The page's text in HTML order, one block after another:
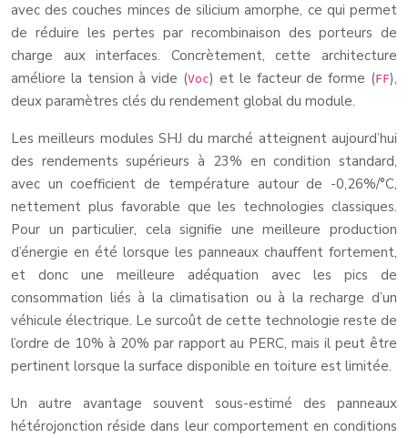
avec des couches minces de silicium amorphe, ce qui permet
de réduire les pertes par recombinaison des porteurs de
charge aux interfaces. Concrètement, cette architecture
améliore la tension à vide (Voc) et le facteur de forme (FF),
deux paramètres clés du rendement global du module.
Les meilleurs modules SHJ du marché atteignent aujourd’hui
des rendements supérieurs à 23% en condition standard,
avec un coefficient de température autour de -0,26%/°C,
nettement plus favorable que les technologies classiques.
Pour un particulier, cela signifie une meilleure production
d’énergie en été lorsque les panneaux chauffent fortement,
et donc une meilleure adéquation avec les pics de
consommation liés à la climatisation ou à la recharge d’un
véhicule électrique. Le surcoût de cette technologie reste de
l’ordre de 10% à 20% par rapport au PERC, mais il peut être
pertinent lorsque la surface disponible en toiture est limitée.
Un autre avantage souvent sous-estimé des panneaux
hétérojonction réside dans leur comportement en conditions